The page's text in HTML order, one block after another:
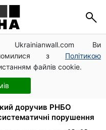
Ukrainianwall.com Ви
з Політикою
файлів cookie.
Базиленко дала
знаків зодіаку
водіям
— штраф до 680
доручив РНБО
порушення